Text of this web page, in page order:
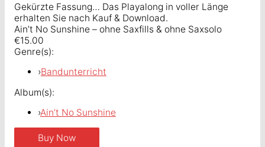
Gekürzte Fassung… Das Playalong in voller Länge
erhalten Sie nach Kauf & Download.
Ain’t No Sunshine – ohne Saxfills & ohne Saxsolo
€15.00
Genre(s):
›Bandunterricht
Album(s):
›Ain’t No Sunshine